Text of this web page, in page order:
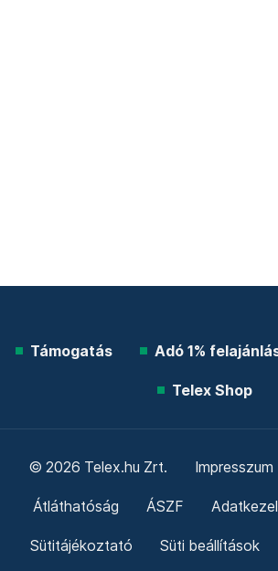
Támogatás Adó 1%
Telex Shop
© 2026 Telex.hu Zrt. Impresszum
Átláthatóság ÁSZF
Sütitájékoztató Süti beállítások